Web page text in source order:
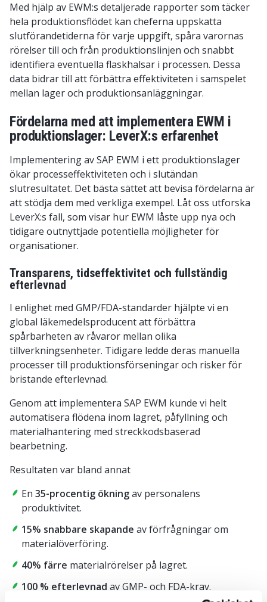
Med hjälp av EWM:s detaljerade rapporter som täcker
hela produktionsflödet kan cheferna uppskatta
slutförandetiderna för varje uppgift, spåra varornas
rörelser till och från produktionslinjen och snabbt
identifiera eventuella flaskhalsar i processen. Dessa
data bidrar till att förbättra effektiviteten i samspelet
mellan lager och produktionsanläggningar.
Fördelarna med att implementera EWM i
produktionslager: LeverX:s erfarenhet
Implementering av SAP EWM i ett produktionslager
ökar processeffektiviteten och i slutändan
slutresultatet. Det bästa sättet att bevisa fördelarna är
att stödja dem med verkliga exempel. Låt oss utforska
LeverX:s fall, som visar hur EWM låste upp nya och
tidigare outnyttjade potentiella möjligheter för
organisationer.
Transparens, tidseffektivitet och fullständig
efterlevnad
I enlighet med GMP/FDA-standarder hjälpte vi en
global läkemedelsproducent att förbättra
spårbarheten av råvaror mellan olika
tillverkningsenheter. Tidigare ledde deras manuella
processer till produktionsförseningar och risker för
bristande efterlevnad.
Genom att implementera SAP EWM kunde vi helt
automatisera flödena inom lagret, påfyllning och
materialhantering med streckkodsbaserad
bearbetning.
Resultaten var bland annat
En 35-procentig ökningav personalens
produktivitet.
15% snabbare skapande av förfrågningar om
materialöverföring.
40% färre materialrörelser på lagret.
100 % efterlevnad av GMP- och FDA-krav.